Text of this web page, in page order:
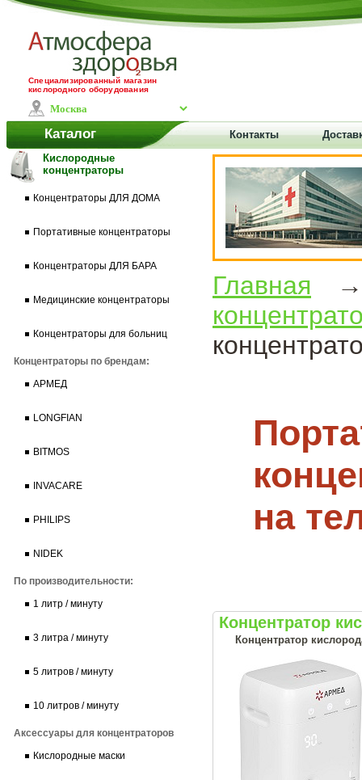
Специализированный магазин
кислородного оборудования
Каталог Контакты
Кислородные
концентраторы
Концентраторы ДЛЯ ДОМА
Портативные концентраторы
Концентраторы ДЛЯ БАРА
Медицинские концентраторы
Концентраторы для больниц
Концентраторы по брендам:
АРМЕД
LONGFIAN
BITMOS
INVACARE
PHILIPS
NIDEK
По производительности:
1 литр / минуту
3 литра / минуту
5 литров / минуту
10 литров / минуту
Аксессуары для концентраторов
Кислородные маски
Главная
на
Концентратор
Концентратор